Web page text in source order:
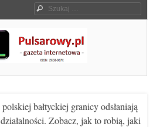
Szukaj
bałtyckiej granicy odsłaniają
Zobacz, jak to robią, jaki